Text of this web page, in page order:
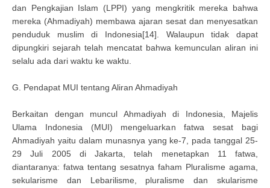
dan Pengkajian Islam (LPPI) yang mengkritik mereka bahwa
mereka (Ahmadiyah) membawa ajaran sesat dan menyesatkan
penduduk muslim di Indonesia[14]. Walaupun tidak dapat
dipungkiri sejarah telah mencatat bahwa kemunculan aliran ini
selalu ada dari waktu ke waktu.
G. Pendapat MUI tentang Aliran Ahmadiyah
Berkaitan dengan muncul Ahmadiyah di Indonesia, Majelis
Ulama Indonesia (MUI) mengeluarkan fatwa sesat bagi
Ahmadiyah yaitu dalam munasnya yang ke-7, pada tanggal 25-
29 Juli 2005 di Jakarta, telah menetapkan 11 fatwa,
diantaranya: fatwa tentang sesatnya faham Pluralisme agama,
sekularisme dan Lebarilisme, pluralisme dan skularisme